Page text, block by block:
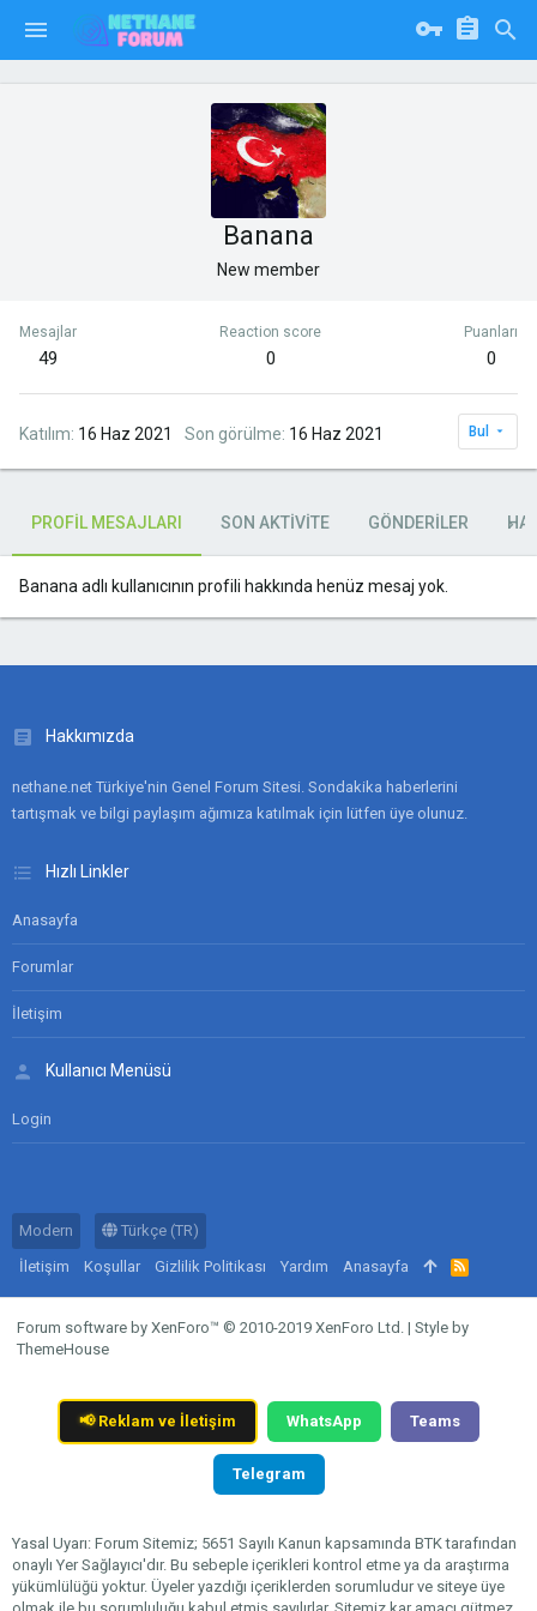
Banana
New member
Mesajlar
49
Reaction score
0
Puanları
0
Katılım 16 Haz 2021 Son görülme 16 Haz 2021 Bul
PROFIL MESAJLARI SON AKTIVITE GÖNDERILER
Banana adlı kullanıcının profili hakkında henüz mesaj yok.
Hakkımızda
nethane.net Türkiye'nin Genel Forum Sitesi. Sondakika haberlerini
tartışmak ve bilgi paylaşım ağımıza katılmak için lütfen üye olunuz.
Hızlı Linkler
Anasayfa
Forumlar
İletişim
Kullanıcı Menüsü
Login
Modern
Türkçe (TR)
İletişim
Koşullar Gizlilik Politikası Yardım Anasayfa
R
S
S
Forum software by XenForo™ © 2010-2019 XenForo Ltd. | Style by
ThemeHouse
📢Reklam ve İletişim WhatsApp Teams
Telegram
Yasal Uyarı: Forum Sitemiz; 5651 Sayılı Kanun kapsamında BTK tarafından
onaylı Yer Sağlayıcı'dır. Bu sebeple içerikleri kontrol etme ya da araştırma
yükümlülüğü yoktur. Üyeler yazdığı içeriklerden sorumludur ve siteye üye